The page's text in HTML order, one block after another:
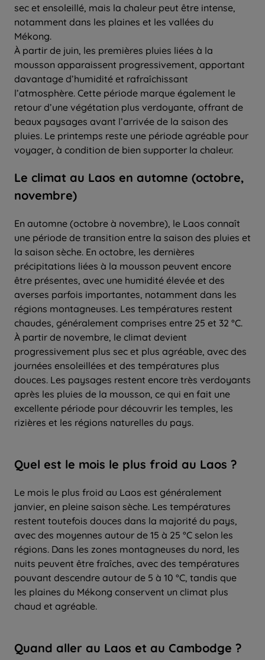
sec et ensoleillé, mais la chaleur peut être intense,
notamment dans les plaines et les vallées du
Mékong.
À partir de juin, les premières pluies liées à la
mousson apparaissent progressivement, apportant
davantage d’humidité et rafraîchissant
l’atmosphère. Cette période marque également le
retour d’une végétation plus verdoyante, offrant de
beaux paysages avant l’arrivée de la saison des
pluies. Le printemps reste une période agréable pour
voyager, à condition de bien supporter la chaleur.
Le climat au Laos en automne (octobre,
novembre)
En automne (octobre à novembre), le Laos connaît
une période de transition entre la saison des pluies et
la saison sèche. En octobre, les dernières
précipitations liées à la mousson peuvent encore
être présentes, avec une humidité élevée et des
averses parfois importantes, notamment dans les
régions montagneuses. Les températures restent
chaudes, généralement comprises entre 25 et 32 °C.
À partir de novembre, le climat devient
progressivement plus sec et plus agréable, avec des
journées ensoleillées et des températures plus
douces. Les paysages restent encore très verdoyants
après les pluies de la mousson, ce qui en fait une
excellente période pour découvrir les temples, les
rizières et les régions naturelles du pays.
Quel est le mois le plus froid au Laos ?
Le mois le plus froid au Laos est généralement
janvier, en pleine saison sèche. Les températures
restent toutefois douces dans la majorité du pays,
avec des moyennes autour de 15 à 25 °C selon les
régions. Dans les zones montagneuses du nord, les
nuits peuvent être fraîches, avec des températures
pouvant descendre autour de 5 à 10 °C, tandis que
les plaines du Mékong conservent un climat plus
chaud et agréable.
Quand aller au Laos et au Cambodge ?